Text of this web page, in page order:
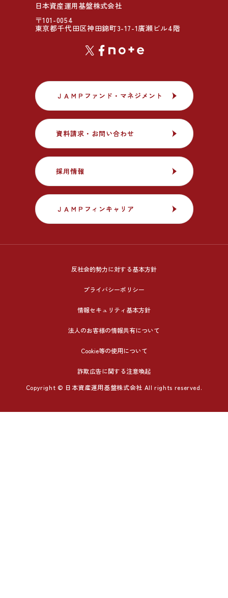
日本資産運用基盤株式会社
〒101-0054
東京都千代田区神田錦町3-17-1廣瀬ビル4階
ＪＡＭＰファンド・マネジメント
ＪＡＭＰファンド・マネジメント
資料請求・お問い合わせ
資料請求・お問い合わせ
採用情報
採用情報
ＪＡＭＰフィンキャリア
ＪＡＭＰフィンキャリア
反社会的勢力に対する基本方針
プライバシーポリシー
情報セキュリティ基本方針
法人のお客様の情報共有について
Cookie等の使用について
詐欺広告に関する注意喚起
Copyright © 日本資産運用基盤株式会社 All rights reserved.